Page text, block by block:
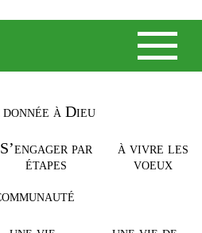
à Dieu
S’engager par
étapes
à vivre les
voeux